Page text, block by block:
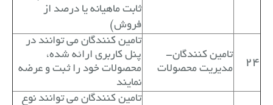
ثابت ماهیانه یا درصد از
فروش)
24
تامین کنندگان-
مدیریت محصولات
تامین کنندگان می توانند در
پنل کاربری ارائه شده،
محصولات خود را ثبت و عرضه
نمایند
تامین کنندگان می توانند نوع